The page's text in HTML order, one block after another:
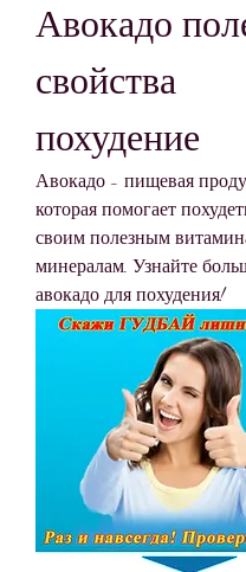
Авокадо
свойства
похудение
Авокадо - пищевая
которая помогает
своим полезным
минералам. Узнайте
авокадо для похудения!